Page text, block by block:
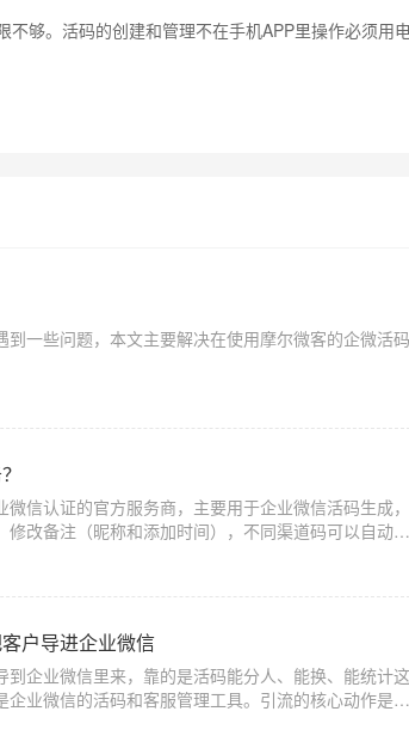
够。活码的创建和管理不在手机APP里操作必须用
一些问题，本文主要解决在使用摩尔微客的企微活码
信认证的官方服务商，主要用于企业微信活码生成，
改备注（昵称和添加时间），不同渠道码可以自动发
户导进企业微信
企业微信里来，靠的是活码能分人、能换、能统计这
业微信的活码和客服管理工具。引流的核心动作是让
码引流，量一大全